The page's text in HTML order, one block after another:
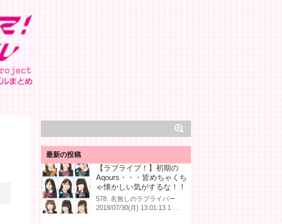
最新の投稿
【ラブライブ！】初期の
Aqours・・・皆めちゃくち
ゃ懐かしい気がするな！！
578: 名無しのラブライバー
2018/07/30(月) 13:01:13.1 …